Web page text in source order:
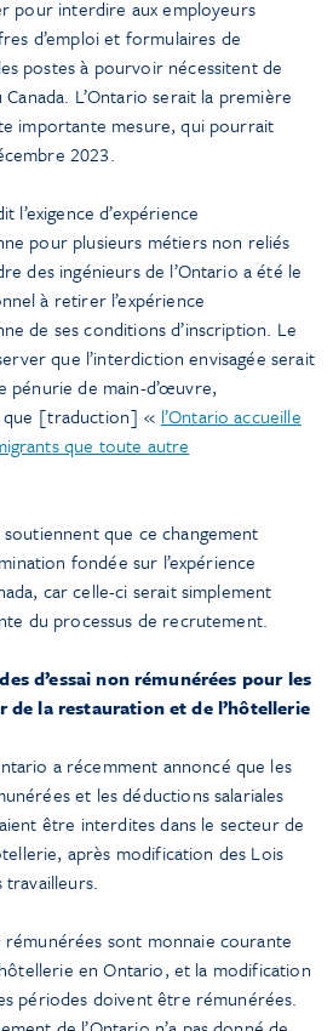
pour interdire aux employeurs
d’emploi et formulaires de
postes à pourvoir nécessitent de
Canada. L’Ontario serait la première
importante mesure, qui pourrait
2023.
l’exigence d’expérience
pour plusieurs métiers non reliés
des ingénieurs de l’Ontario a été le
à retirer l’expérience
de ses conditions d’inscription. Le
que l’interdiction envisagée serait
pénurie de main-d’œuvre,
que [traduction] « l’Ontario accueille
que toute autre
que ce changement
fondée sur l’expérience
car celle-ci serait simplement
du processus de recrutement.
d’essai non rémunérées pour les
de la restauration et de l’hôtellerie
a récemment annoncé que les
et les déductions salariales
être interdites dans le secteur de
après modification des Lois
rémunérées sont monnaie courante
en Ontario, et la modification
périodes doivent être rémunérées.